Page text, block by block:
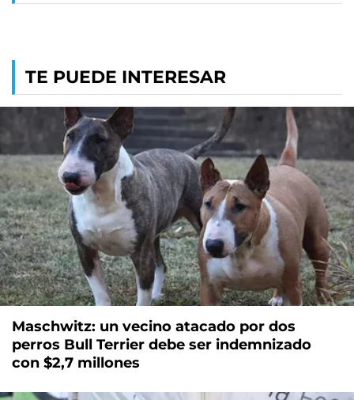
TE PUEDE INTERESAR
Maschwitz: un vecino atacado por dos
perros Bull Terrier debe ser indemnizado
con $2,7 millones